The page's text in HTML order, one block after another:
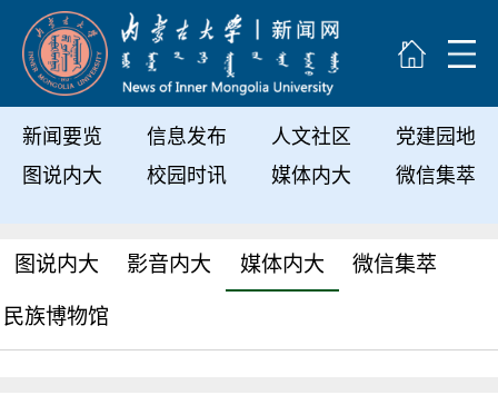
新闻要览 信息发布 人文社区
党建园地
图说内大
校园时讯 媒体内大 微信集萃
图说内大 影音内大 媒体内大 微信集萃
民族博物馆